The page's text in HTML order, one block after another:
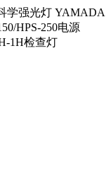
学强光灯 YAMADA
HPS-250电源
1H检查灯